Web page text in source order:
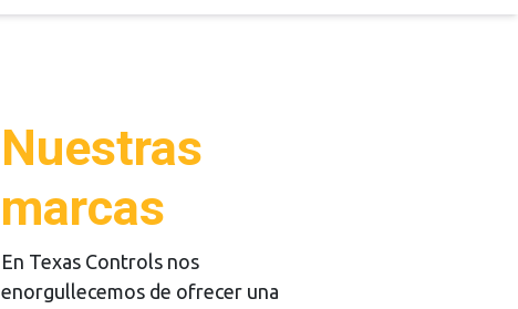
Nuestras
marcas
En Texas Controls nos
enorgullecemos de ofrecer una